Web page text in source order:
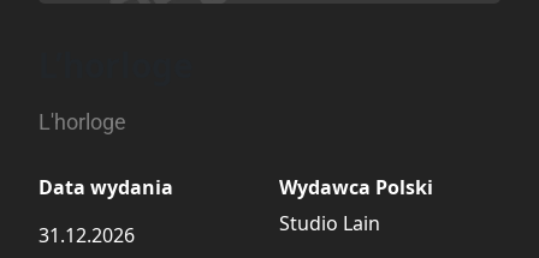
L'horloge
Data wydania
31.12.2026
Wydawca Polski
Studio Lain